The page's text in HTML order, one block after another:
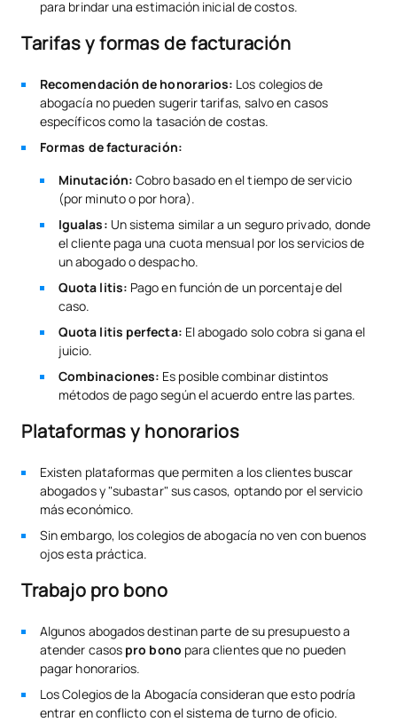
para brindar una estimación inicial de costos.
Tarifas y formas de facturación
Recomendación de honorarios: Los colegios de
abogacía no pueden sugerir tarifas, salvo en casos
específicos como la tasación de costas.
Formas de facturación:
Minutación: Cobro basado en el tiempo de servicio
(por minuto o por hora).
Igualas: Un sistema similar a un seguro privado, donde
el cliente paga una cuota mensual por los servicios de
un abogado o despacho.
Quota litis: Pago en función de un porcentaje del
caso.
Quota litis perfecta: El abogado solo cobra si gana el
juicio.
Combinaciones: Es posible combinar distintos
métodos de pago según el acuerdo entre las partes.
Plataformas y honorarios
Existen plataformas que permiten a los clientes buscar
abogados y "subastar" sus casos, optando por el servicio
más económico.
Sin embargo, los colegios de abogacía no ven con buenos
ojos esta práctica.
Trabajo pro bono
Algunos abogados destinan parte de su presupuesto a
atender casos pro bono para clientes que no pueden
pagar honorarios.
Los Colegios de la Abogacía consideran que esto podría
entrar en conflicto con el sistema de turno de oficio.